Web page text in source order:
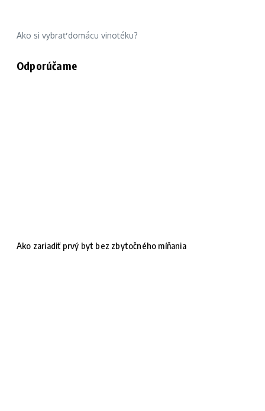
Ako si vybrať domácu vinotéku?
Odporúčame
Ako zariadiť prvý byt bez zbytočného míňania